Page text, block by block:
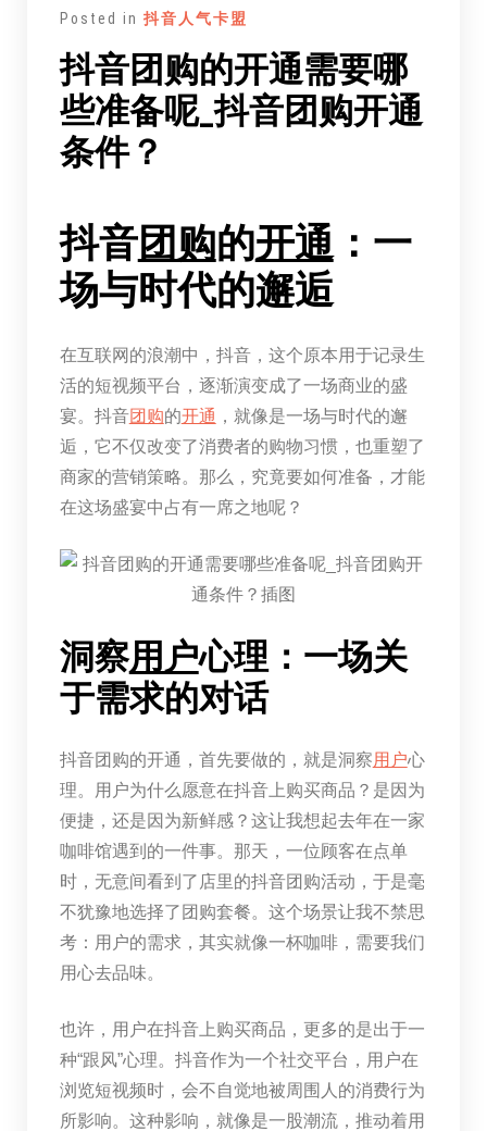
Posted in 抖音人气卡盟
抖音团购的开通需要哪
些准备呢_抖音团购开通
条件？
抖音团购的开通：一
场与时代的邂逅
在互联网的浪潮中，抖音，这个原本用于记录生
活的短视频平台，逐渐演变成了一场商业的盛
宴。抖音团购的开通 ，就像是一场与时代的邂
逅，它不仅改变了消费者的购物习惯，也重塑了
商家的营销策略。那么，究竟要如何准备，才能
在这场盛宴中占有一席之地呢？
洞察用户心理：一场关
于需求的对话
抖音团购的开通，首先要做的，就是洞察用户心
理。用户为什么愿意在抖音上购买商品？是因为
便捷，还是因为新鲜感？这让我想起去年在一家
咖啡馆遇到的一件事。那天，一位顾客在点单
时，无意间看到了店里的抖音团购活动，于是毫
不犹豫地选择了团购套餐。这个场景让我不禁思
考：用户的需求，其实就像一杯咖啡，需要我们
用心去品味。
也许，用户在抖音上购买商品，更多的是出于一
种“跟风”心理。抖音作为一个社交平台，用户在
浏览短视频时，会不自觉地被周围人的消费行为
所影响。这种影响，就像是一股潮流，推动着用